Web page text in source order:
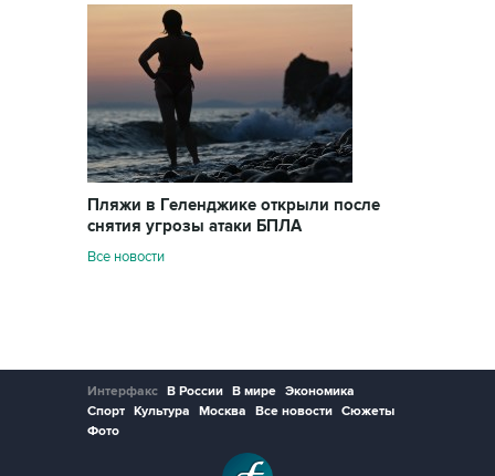
Пляжи в Геленджике открыли после
снятия угрозы атаки БПЛА
Все новости
Интерфакс В России В мире Экономика
Спорт Культура Москва Все новости Сюжеты
Фото